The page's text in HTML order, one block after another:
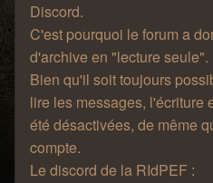
Discord.
C'est pourquoi le forum a
d'archive en "lecture seule".
Bien qu'il soit toujours
lire les messages, l'écriture
été désactivées, de même
compte.
Le discord de la RIdPEF :